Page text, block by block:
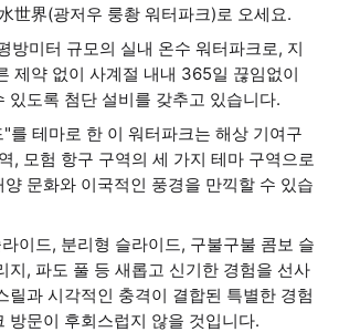
世界(광저우 룽촹 워터파크)로 오세요.
방미터 규모의 실내 온수 워터파크로, 지
제약 없이 사계절 내내 365일 끊임없이
있도록 첨단 설비를 갖추고 있습니다.
를 테마로 한 이 워터파크는 해상 기여구
, 모험 항구 구역의 세 가지 테마 구역으로
문화와 이국적인 풍경을 만끽할 수 있습
이드, 분리형 슬라이드, 구불구불 콤보 슬
지, 파도 풀 등 새롭고 신기한 경험을 선사
릴과 시각적인 충격이 결합된 특별한 경험
방문이 후회스럽지 않을 것입니다.